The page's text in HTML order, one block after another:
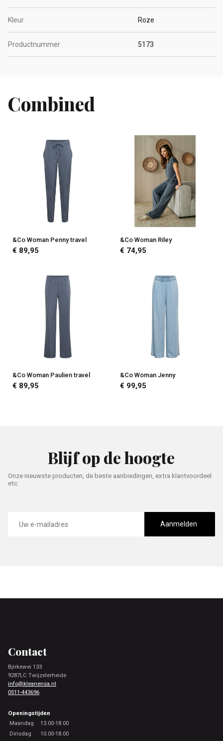
Kleur Roze
Productnummer 5173
Combined
&Co Woman Penny travel
€ 89,95
&Co Woman Riley
€ 74,95
&Co Woman Paulien travel
€ 89,95
&Co Woman Jenny
€ 99,95
Blijf op de hoogte
Onze nieuwste producten, de beste aanbiedingen, extra klantvoordeel
etc.
mailadres
Aanmelden
Contact
Bjirkewei 133
9287LC Twijzelerheide
info@kleanensa.nl
0511-443696
Openingstijden
Maandag
13.00-18.00
Dinsdag
10.00-18.00